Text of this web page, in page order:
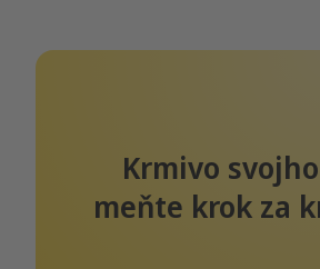
Krmivo
meňte krok za